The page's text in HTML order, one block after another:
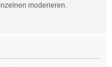
moderieren.